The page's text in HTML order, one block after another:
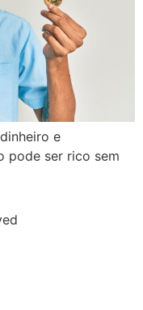
e
pode ser rico sem